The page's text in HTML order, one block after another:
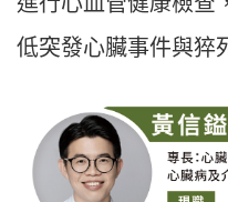
低突發心臟事件與猝